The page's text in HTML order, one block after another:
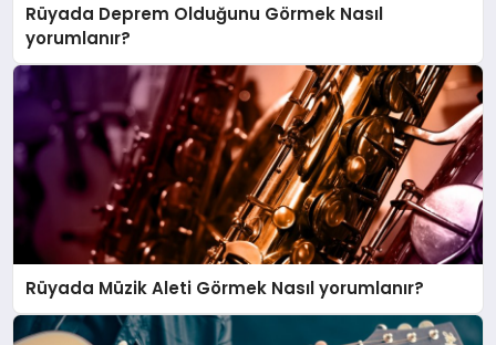
Rüyada Deprem Olduğunu Görmek Nasıl
yorumlanır?
Rüyada Müzik Aleti Görmek Nasıl yorumlanır?